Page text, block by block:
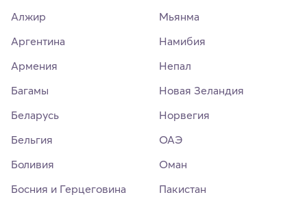
Алжир
Аргентина
Армения
Багамы
Беларусь
Бельгия
Боливия
Босния и Герцеговина
Мьянма
Намибия
Непал
Новая Зеландия
Норвегия
ОАЭ
Оман
Пакистан